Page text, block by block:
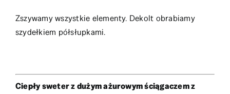
Zszywamy wszystkie elementy. Dekolt obrabiamy
szydełkiem półsłupkami.
Ciepły sweter z dużym ażurowym ściągaczem z